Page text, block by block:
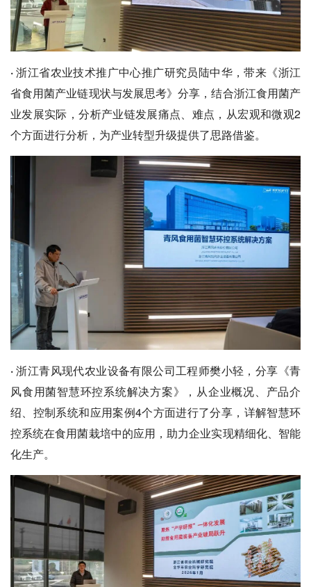
·浙江省农业技术推广中心推广研究员陆中华，带来《浙江
省食用菌产业链现状与发展思考》分享，结合浙江食用菌产
业发展实际，分析产业链发展痛点、难点，从宏观和微观2
个方面进行分析，为产业转型升级提供了思路借鉴。
·浙江青风现代农业设备有限公司工程师樊小轻，分享《青
风食用菌智慧环控系统解决方案》，从企业概况、产品介
绍、控制系统和应用案例4个方面进行了分享，详解智慧环
控系统在食用菌栽培中的应用，助力企业实现精细化、智能
化生产。